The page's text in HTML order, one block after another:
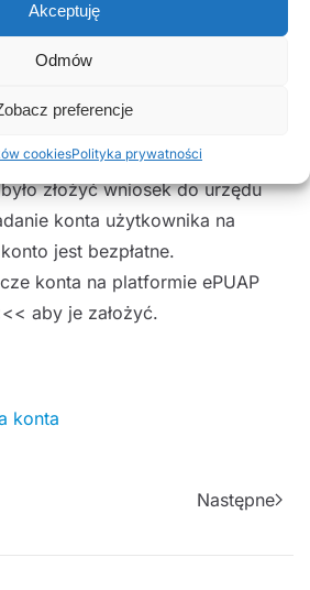
Akceptuję
Odmów
preferencje
cookiesPolityka prywatności
elektronicznego) nie
odrzucane i nie zostaną
złożyć wniosek do urzędu
konta użytkownika na
jest bezpłatne.
konta na platformie ePUAP
aby je założyć.
konta
Następne